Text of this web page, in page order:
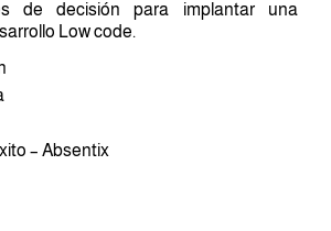
de decisión para implantar una
Low code.
– Absentix